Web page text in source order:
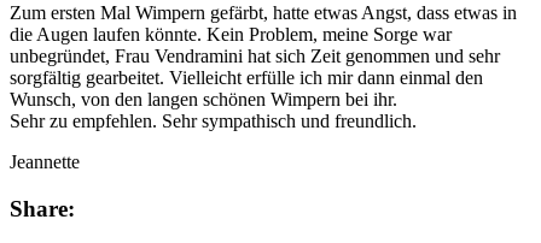
Zum ersten Mal Wimpern gefärbt, hatte etwas Angst, dass etwas in
die Augen laufen könnte. Kein Problem, meine Sorge war
unbegründet, Frau Vendramini hat sich Zeit genommen und sehr
sorgfältig gearbeitet. Vielleicht erfülle ich mir dann einmal den
Wunsch, von den langen schönen Wimpern bei ihr.
Sehr zu empfehlen. Sehr sympathisch und freundlich.
Jeannette
Share: